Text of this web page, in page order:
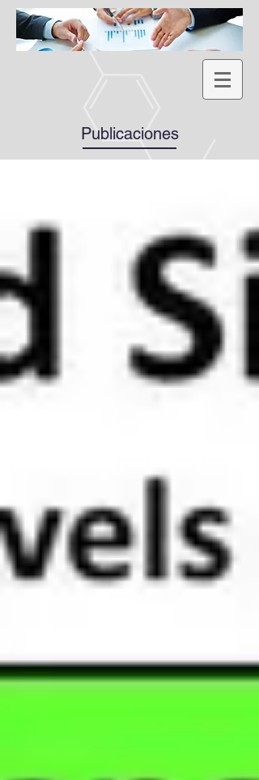
Publicaciones